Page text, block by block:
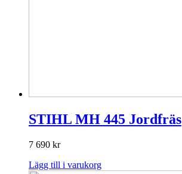
STIHL MH 445 Jordfräs
7 690 kr
Lägg till i varukorg